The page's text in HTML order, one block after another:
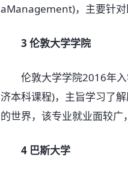
aManagement)，主要针对
3 伦敦大学学院
伦敦大学学院2016年入
济本科课程)，主旨学习了
的世界，该专业就业面较广
4 巴斯大学